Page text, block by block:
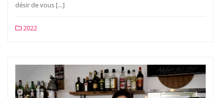
désir de vous […]
2022